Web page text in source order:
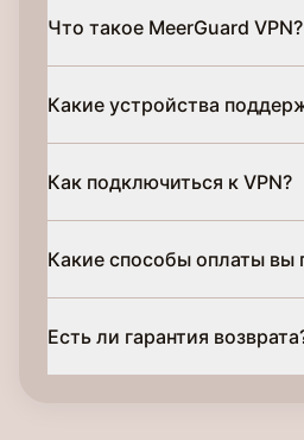
Что такое MeerGuard VPN?
Какие устройства
Как подключиться к VPN?
Какие способы оплаты вы
Есть ли гарантия